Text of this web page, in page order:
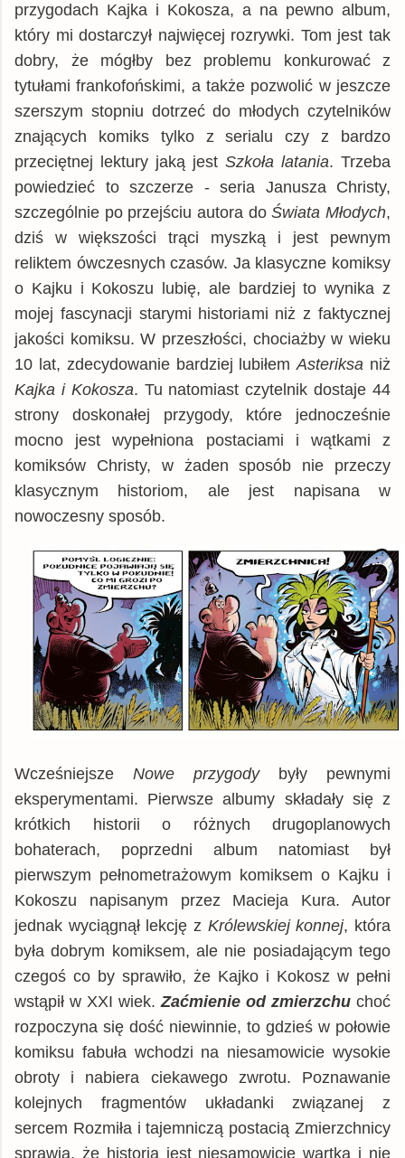
przygodach Kajka i Kokosza, a na pewno album,
który mi dostarczył najwięcej rozrywki. Tom jest tak
dobry, że mógłby bez problemu konkurować z
tytułami frankofońskimi, a także pozwolić w jeszcze
szerszym stopniu dotrzeć do młodych czytelników
znających komiks tylko z serialu czy z bardzo
przeciętnej lektury jaką jest Szkoła latania. Trzeba
powiedzieć to szczerze - seria Janusza Christy,
szczególnie po przejściu autora doŚwiata Młodych,
dziś w większości trąci myszką i jest pewnym
reliktem ówczesnych czasów. Ja klasyczne komiksy
o Kajku i Kokoszu lubię, ale bardziej to wynika z
mojej fascynacji starymi historiami niż z faktycznej
jakości komiksu. W przeszłości, chociażby w wieku
10 lat, zdecydowanie bardziej lubiłemAsteriksa niż
Kajka i Kokosza. Tu natomiast czytelnik dostaje 44
strony doskonałej przygody, które jednocześnie
mocno jest wypełniona postaciami i wątkami z
komiksów Christy, w żaden sposób nie przeczy
klasycznym historiom, ale jest napisana w
nowoczesny sposób.
Wcześniejsze Nowe przygodybyły pewnymi
eksperymentami. Pierwsze albumy składały się z
krótkich historii o różnych drugoplanowych
bohaterach, poprzedni album natomiast był
pierwszym pełnometrażowym komiksem o Kajku i
Kokoszu napisanym przez Macieja Kura. Autor
jednak wyciągnął lekcję z Królewskiej konnej, która
była dobrym komiksem, ale nie posiadającym tego
czegoś co by sprawiło, że Kajko i Kokosz w pełni
wstąpił w XXI wiek.Zaćmienie od zmierzchu choć
rozpoczyna się dość niewinnie, to gdzieś w połowie
komiksu fabuła wchodzi na niesamowicie wysokie
obroty i nabiera ciekawego zwrotu. Poznawanie
kolejnych fragmentów układanki związanej z
sercem Rozmiła i tajemniczą postacią Zmierzchnicy
sprawia, że historia jest niesamowicie wartka i nie